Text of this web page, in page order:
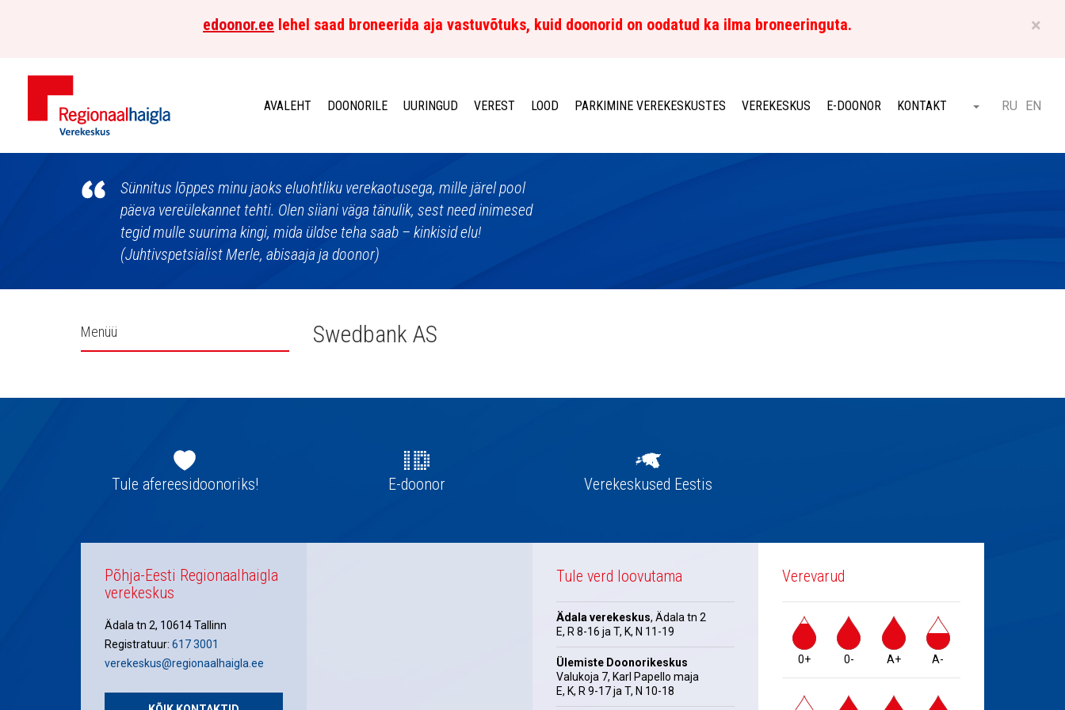
×
edoonor.ee lehel saad broneerida aja vastuvõtuks, kuid doonorid on oodatud ka ilma broneeringuta.
Põhja-
Eesti
Regionaalhaigla
Verekeskus
AVALEHT DOONORILE UURINGUD VEREST LOOD PARKIMINE VEREKESKUSTES VEREKESKUS E-DOONOR KONTAKT Otsi ET
RU EN
Sünnitus lõppes minu jaoks eluohtliku verekaotusega, mille järel pool
päeva vereülekannet tehti. Olen siiani väga tänulik, sest need inimesed
tegid mulle suurima kingi, mida üldse teha saab – kinkisid elu!
(Juhtivspetsialist Merle, abisaaja ja doonor)
Külgpaani
Menüü Swedbank AS
navigatsioonTule afereesidoonoriks! E-doonor Verekeskused Eestis
Põhja-Eesti Regionaalhaigla
verekeskus
Ädala tn 2, 10614 Tallinn
Registratuur: 617 3001
verekeskus@regionaalhaigla.ee
Tule verd loovutama
Ädala verekeskus, Ädala tn 2
E, R 8-16 ja T, K, N 11-19
Ülemiste Doonorikeskus
Valukoja 7, Karl Papello maja
E, K, R 9-17 ja T, N 10-18
Verevarud
0+ 0- A+ A-